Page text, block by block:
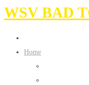
WSV BAD
Home